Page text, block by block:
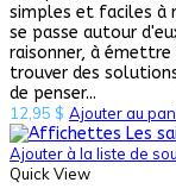
simples et faciles à
se passe autour
raisonner, à émettre
trouver des
de penser...
12,95 $ Ajouter au
Ajouter à la liste de
Quick View